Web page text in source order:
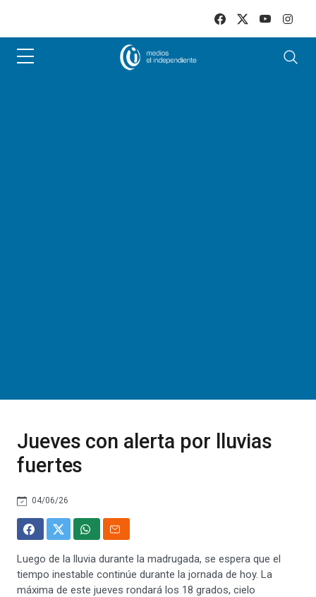
Jueves con alerta por lluvias
fuertes
04/06/26
Luego de la lluvia durante la madrugada, se espera que el
tiempo inestable continúe durante la jornada de hoy. La
máxima de este jueves rondará los 18 grados, cielo